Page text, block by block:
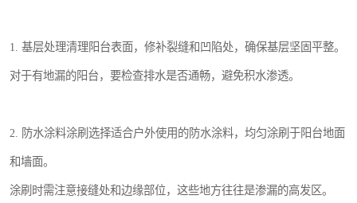
1. 基层处理清理阳台表面，修补裂缝和凹陷处，确保基层坚固平整。
对于有地漏的阳台，要检查排水是否通畅，避免积水渗透。
2. 防水涂料涂刷选择适合户外使用的防水涂料，均匀涂刷于阳台地面
和墙面。
涂刷时需注意接缝处和边缘部位，这些地方往往是渗漏的高发区。